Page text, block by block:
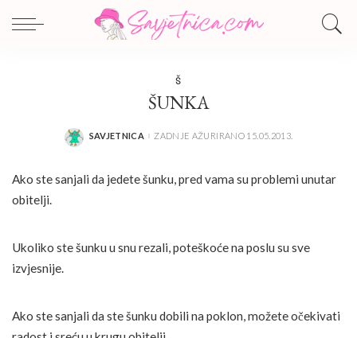
Š
ŠUNKA
POSTED
SAVJETNICA ZADNJE AŽURIRANO 15.05.2013.
Ako ste sanjali da jedete šunku, pred vama su problemi unutar
obitelji.
Ukoliko ste šunku u snu rezali, poteškoće na poslu su sve
izvjesnije.
Ako ste sanjali da ste šunku dobili na poklon, možete očekivati